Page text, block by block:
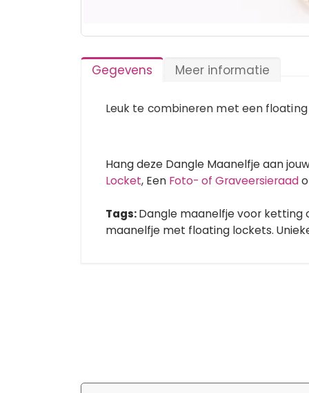
naar
hetGegevens
Leuk te combineren met een
Hang deze Dangle Maanelfje aan
Locket, Een Foto- of Graveersieraad
Tags:Dangle maanelfje voor ketting
maanelfje met floating lockets.
Meer informatie